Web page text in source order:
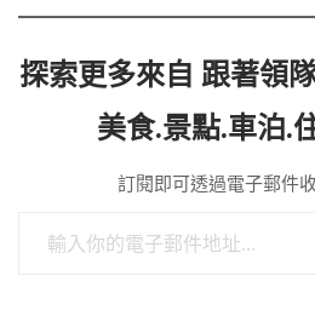
探索更多來自 跟著領
美食.景點.車泊.
訂閱即可透過電子郵件